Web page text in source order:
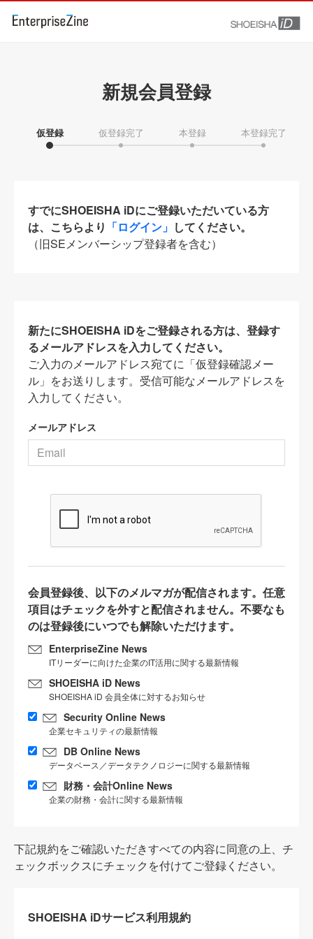
新規会員登録
仮登録 仮登録完了 本登録 本登録完了
すでにSHOEISHA iDにご登録いただいている方
は、こちらより 「ログイン」 してください。
（旧SEメンバーシップ登録者を含む）
新たにSHOEISHA iDをご登録される方は、登録す
るメールアドレスを入力してください。
ご入力のメールアドレス宛てに「仮登録確認メー
ル」をお送りします。受信可能なメールアドレスを
入力してください。
メールアドレス
会員登録後、以下のメルマガが配信されます。任意
項目はチェックを外すと配信されません。不要なも
のは登録後にいつでも解除いただけます。
EnterpriseZine News
ITリーダーに向けた企業のIT活用に関する最新情報
SHOEISHA iD News
SHOEISHA iD 会員全体に対するお知らせ
Security Online News
企業セキュリティの最新情報
DB Online News
データベース／データテクノロジーに関する最新情報
財務・会計Online News
企業の財務・会計に関する最新情報
下記規約をご確認いただきすべての内容に同意の上、チ
ェックボックスにチェックを付けてご登録ください。
SHOEISHA iDサービス利用規約